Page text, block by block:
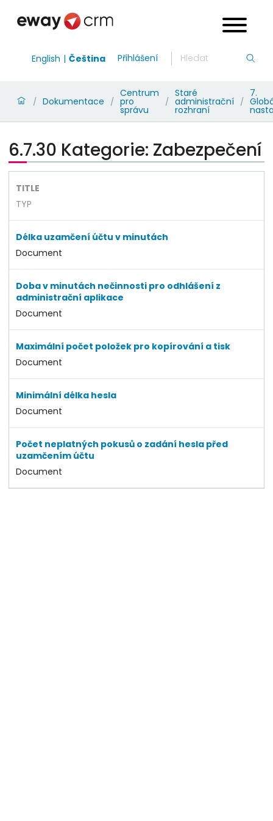
English Čeština Přihlášení
/ Dokumentace /
Centrum
pro
správu
/
Staré
administrační
rozhraní
/
7.
6.7.30 Kategorie: Zabezpečení
TITLE
TYP
Délka uzamčení účtu v minutách
Document
Doba v minutách nečinnosti pro odhlášení z
administrační aplikace
Document
Maximální počet položek pro kopírování a tisk
Document
Minimální délka hesla
Document
Počet neplatných pokusů o zadání hesla před
uzamčením účtu
Document